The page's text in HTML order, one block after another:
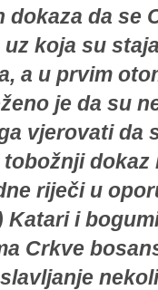
dokaza da se
koja su
a u prvim
je da su
vjerovati da
riječi u
Katari i
Crkve